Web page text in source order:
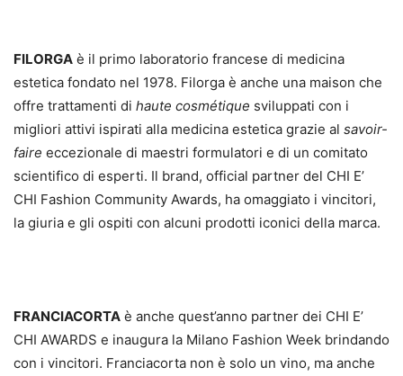
FILORGA è il primo laboratorio francese di medicina
estetica fondato nel 1978. Filorga è anche una maison che
offre trattamenti di haute cosmétique sviluppati con i
migliori attivi ispirati alla medicina estetica grazie al savoir-
faire eccezionale di maestri formulatori e di un comitato
scientifico di esperti. Il brand, official partner del CHI E’
CHI Fashion Community Awards, ha omaggiato i vincitori,
la giuria e gli ospiti con alcuni prodotti iconici della marca.
FRANCIACORTA è anche quest’anno partner dei CHI E’
CHI AWARDS e inaugura la Milano Fashion Week brindando
con i vincitori. Franciacorta non è solo un vino, ma anche